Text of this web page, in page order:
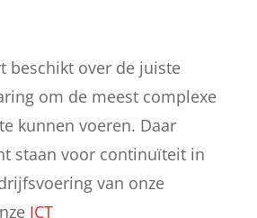
beschikt over de juiste
om de meest complexe
kunnen voeren. Daar
staan voor continuïteit in
van onze
ICT